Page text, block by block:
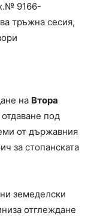
9166-
тръжна сесия,
на Втора
отдаване под
от държавния
за стопанската
земеделски
отглеждане